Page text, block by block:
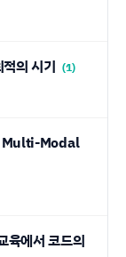
의 시기 (1)
Multi-Modal
육에서 코드의